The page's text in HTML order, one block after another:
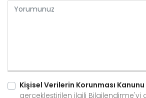
Kişisel Verilerin Korunması Kanunu
gerçekleştirilen ilgili Bilgilendirme'yi